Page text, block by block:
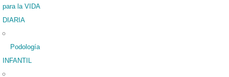
para la VIDA
DIARIA
Podología
INFANTIL